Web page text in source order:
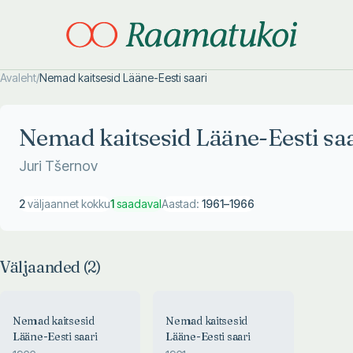
Avaleht/Nemad kaitsesid Lääne-Eesti saari
Nemad kaitsesid Lääne-Eesti
Juri Tšernov
2väljaannet kokku1saadavalAastad: 1961–1966
Väljaanded (2)
Nemad kaitsesid
Lääne-Eesti saari
Nemad kaitsesid
Lääne-Eesti saari